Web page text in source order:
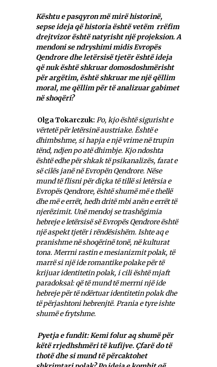
Kështu e pasqyron më mirë historinë,
sepse ideja që historia është vetëm rrëfim
drejtvizor është natyrisht një projeksion. A
mendoni se ndryshimi midis Evropës
Qendrore dhe letërsisë tjetër është ideja
që nuk është shkruar domosdoshmërisht
për argëtim, është shkruar me një qëllim
moral, me qëllim për të analizuar gabimet
në shoqëri?
Olga Tokarczuk: Po, kjo është sigurisht e
vërtetë për letërsinë austriake. Është e
dhimbshme, si hapja e një vrime në trupin
tënd, ndjen po atë dhimbje. Kjo ndoshta
është edhe për shkak të psikanalizës, farat e
së cilës janë në Evropën Qendrore. Nëse
mund të flisni për diçka të tillë si letërsia e
Evropës Qendrore, është shumë më e thellë
dhe më e errët, hedh dritë mbi anën e errët të
njerëzimit. Unë mendoj se trashëgimia
hebreje e letërsisë së Evropës Qendrore është
një aspekt tjetër i rëndësishëm. Ishte aq e
pranishme në shoqërinë tonë, në kulturat
tona. Merrni rastin e mesianizmit polak, të
marrë si një ide romantike polake për të
krijuar identitetin polak, i cili është mjaft
paradoksal: që të mund të merrni një ide
hebreje për të ndërtuar identitetin polak dhe
të përjashtoni hebrenjtë. Prania e tyre ishte
shumë e frytshme.
Pyetja e fundit: Kemi folur aq shumë për
këtë rrjedhshmëri të kufijve. Çfarë do të
thotë dhe si mund të përcaktohet